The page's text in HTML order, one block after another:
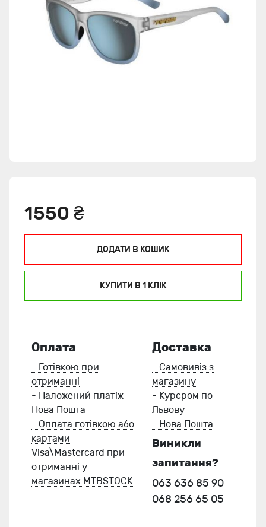
1550 ₴
ДОДАТИ В КОШИК
КУПИТИ В 1 КЛIК
Оплата
- Готівкою при
отриманні
- Наложений платіж
Нова Пошта
- Оплата готівкою або
картами
Visa\Mastercard при
отриманні у
магазинах MTBSTOCK
Доставка
- Самовивіз з
магазину
- Курєром по
Львову
- Нова Пошта
Виникли
запитання?
063 636 85 90
068 256 65 05